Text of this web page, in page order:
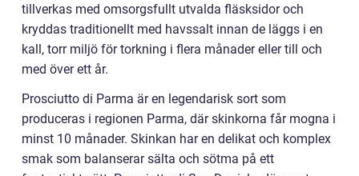
tillverkas med omsorgsfullt utvalda fläsksidor och
kryddas traditionellt med havssalt innan de läggs i en
kall, torr miljö för torkning i flera månader eller till och
med över ett år.
Prosciutto di Parma är en legendarisk sort som
produceras i regionen Parma, där skinkorna får mogna i
minst 10 månader. Skinkan har en delikat och komplex
smak som balanserar sälta och sötma på ett